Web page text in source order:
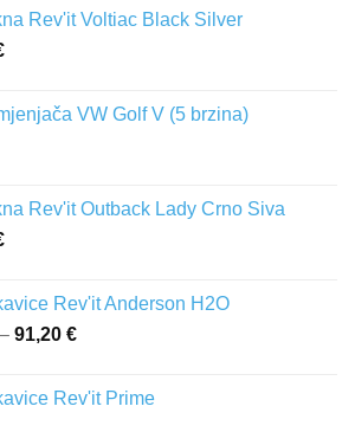
Rev'it Voltiac Black Silver
VW Golf V (5 brzina)
Rev'it Outback Lady Crno Siva
Rev'it Anderson H2O
– 91,20 €
84,50 €
Rev'it Prime